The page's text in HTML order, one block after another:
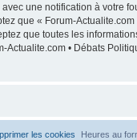
une notification à votre
que « Forum-Actualite.com
que toutes les
• Débats
Heures au
les cookies